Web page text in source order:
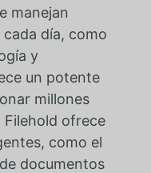
manejan
día, como
y
un potente
millones
Filehold ofrece
como el
documentos